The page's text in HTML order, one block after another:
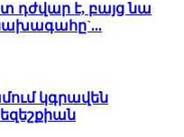
դժվար է, բայց նա
նախագահը`...
կգրավեն